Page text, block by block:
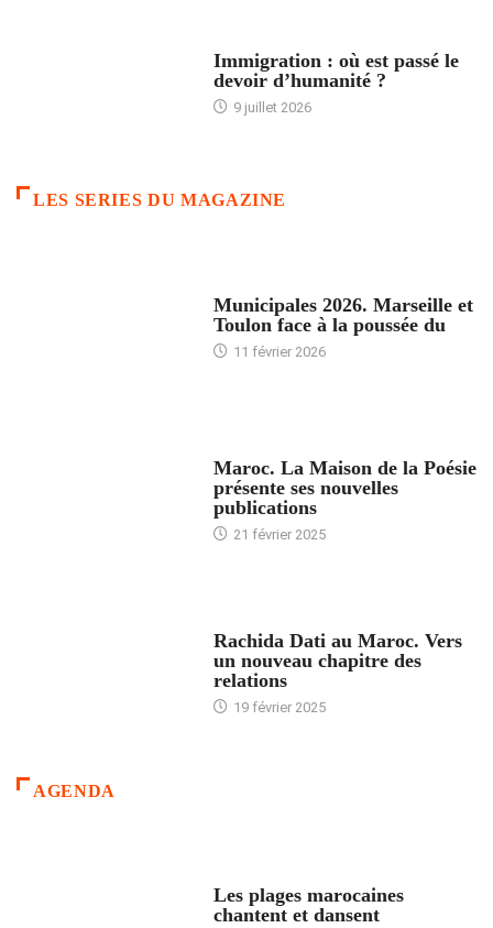
Immigration : où est passé le
devoir d’humanité ?
9 juillet 2026
LES SERIES DU MAGAZINE
Municipales 2026. Marseille et
Toulon face à la poussée du
11 février 2026
Maroc. La Maison de la Poésie
présente ses nouvelles
publications
21 février 2025
Rachida Dati au Maroc. Vers
un nouveau chapitre des
relations
19 février 2025
AGENDA
Les plages marocaines
chantent et dansent